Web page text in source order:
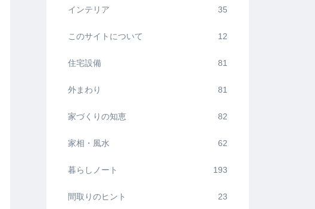
インテリア 35
このサイトについて 12
住宅設備 81
外まわり 81
家づくりの知恵 82
家相・風水 62
暮らしノート 193
間取りのヒント 23